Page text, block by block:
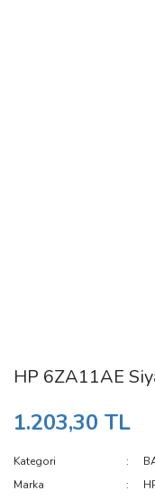
HP 6ZA11AE
1.203,30 TL
Kategori
Marka